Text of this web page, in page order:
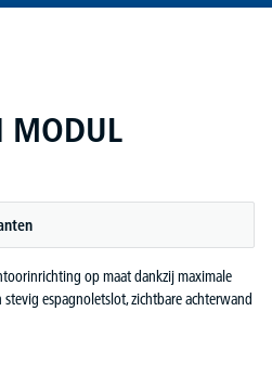
MODUL
op maat dankzij maximale
espagnoletslot, zichtbare achterwand